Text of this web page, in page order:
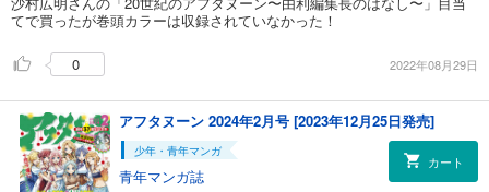
てで買ったが巻頭カラーは収録されていなかった！
0 2022年08月29日
アフタヌーン 2024年2月号 [2023年12月25日発売]
少年・青年マンガ
青年マンガ誌
カート